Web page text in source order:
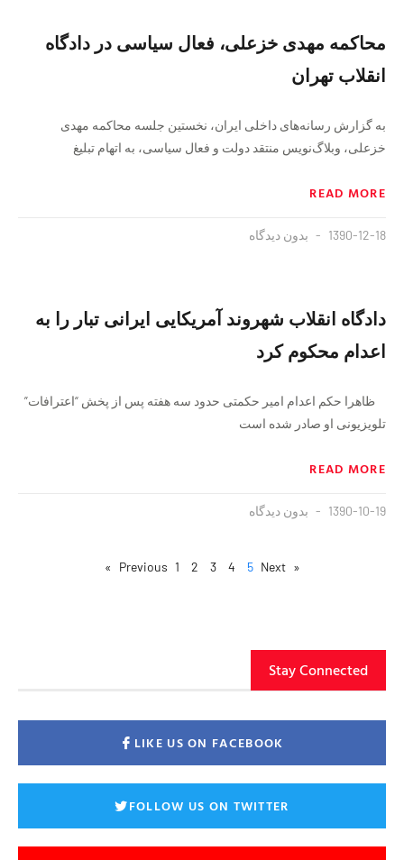
محاکمه مهدی خزعلی، فعال سیاسی در دادگاه
انقلاب تهران
به گزارش رسانه‌های داخلی ایران، نخستین جلسه محاکمه مهدی
خزعلی، وبلاگ‌نویس منتقد دولت و فعال سیاسی، به اتهام تبلیغ
READ MORE
1390-12-18 بدون دیدگاه
دادگاه انقلاب شهروند آمریکایی ایرانی تبار را به
اعدام محکوم کرد
ظاهرا حکم اعدام امیر حکمتی حدود سه هفته پس از پخش “اعترافات”
تلویزیونی او صادر شده است
READ MORE
1390-10-19 بدون دیدگاه
« Previous
1 2 3 4 5 Next »
Stay Connected
LIKE US ON FACEBOOK
FOLLOW US ON TWITTER